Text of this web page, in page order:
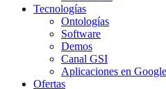
Tecnologías
Ontologías
Software
Demos
Canal GSI
Aplicaciones en
Ofertas